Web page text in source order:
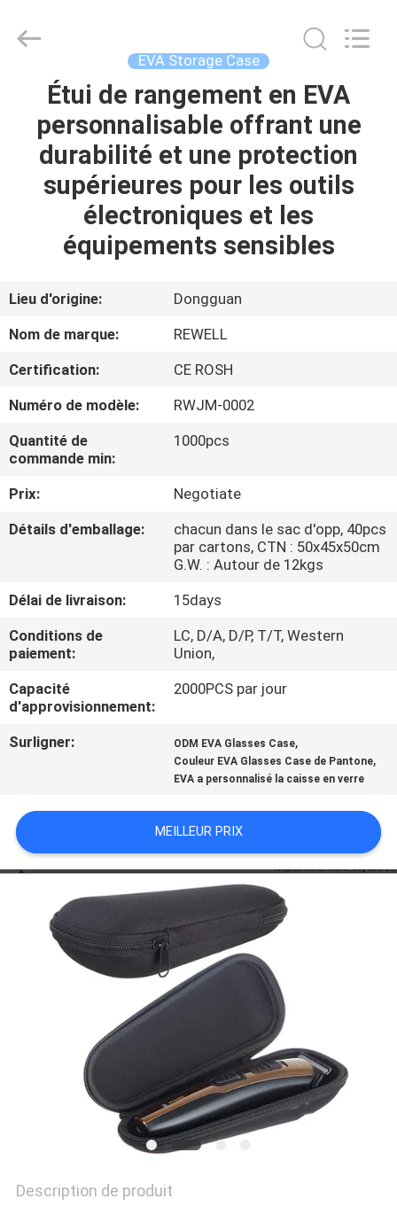
MAISON
PRODUITS
SUJET
NOUS
D'USINE
CONTRÔLE
DE
QUALITÉ
DU
POLICY
Limited.
EVA Storage Case
Étui de rangement en EVA
personnalisable offrant une
durabilité et une protection
supérieures pour les outils
électroniques et les
équipements sensibles
Lieu d'origine:
Dongguan
Nom de marque:
REWELL
Certification:
CE ROSH
Numéro de modèle:
RWJM-0002
Quantité de
commande min:
1000pcs
Prix:
Negotiate
Détails d'emballage:
chacun dans le sac d'opp, 40pcs
par cartons, CTN : 50x45x50cm
G.W. : Autour de 12kgs
Délai de livraison:
15days
Conditions de
paiement:
LC, D/A, D/P, T/T, Western
Union,
Capacité
d'approvisionnement:
2000PCS par jour
Surligner: ODM EVA Glasses Case,
Couleur EVA Glasses Case de Pantone,
EVA a personnalisé la caisse en verre
MEILLEUR PRIX
Description de produit